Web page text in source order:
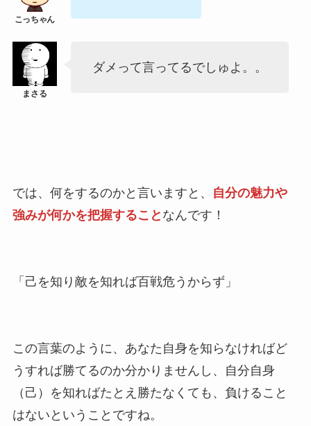
ダメって言ってるでしゅよ。。
では、何をするのかと言いますと、
自分の魅力や
強みが何かを把握すること なんです！
「己を知り敵を知れば百戦危うからず」
この言葉のように、あなた自身を知らなければど
うすれば勝てるのか分かりませんし、自分自身
（己）を知ればたとえ勝たなくても、負けること
はないということですね。